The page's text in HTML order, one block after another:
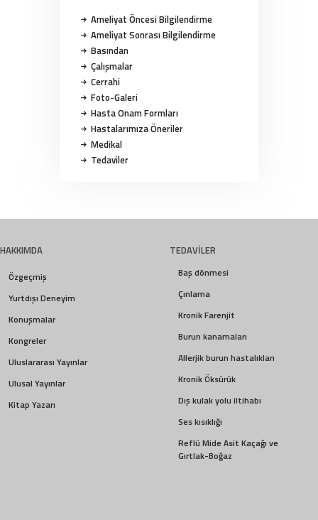
Ameliyat Öncesi Bilgilendirme
Ameliyat Sonrası Bilgilendirme
Basından
Çalışmalar
Cerrahi
Foto-Galeri
Hasta Onam Formları
Hastalarımıza Öneriler
Medikal
Tedaviler
HAKKIMDA
Özgeçmiş
Yurtdışı Deneyim
Konuşmalar
Kongreler
Uluslararası Yayınlar
Ulusal Yayınlar
Kitap Yazarı
TEDAVİLER
Baş dönmesi
Çınlama
Kronik Farenjit
Burun kanamaları
Allerjik burun hastalıkları
Kronik Öksürük
Dış kulak yolu iltihabı
Ses kısıklığı
Reflü Mide Asit Kaçağı ve
Gırtlak-Boğaz